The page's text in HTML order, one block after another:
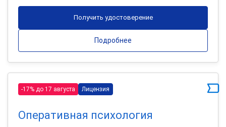
Получить удостоверение
Подробнее
-17% до 17 августа Лицензия
Оперативная психология